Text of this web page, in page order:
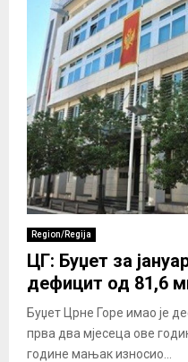
Region/Regija
ЦГ: Буџет за
дефицит од 81,6
Буџет Црне Горе имао је
прва два мјесеца ове
године мањак износио...